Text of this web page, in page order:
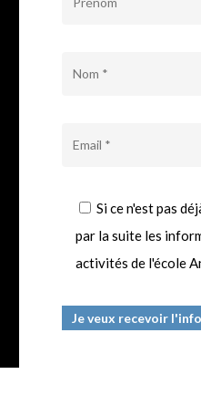
Si ce n'est pas
par la suite les
activités de l'école